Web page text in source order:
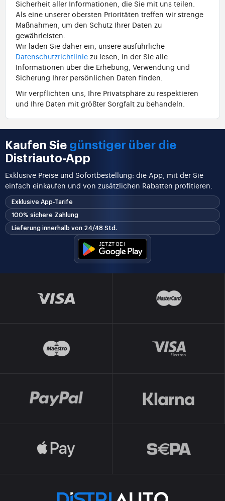
Sicherheit aller Informationen, die Sie mit uns teilen.
Als eine unserer obersten Prioritäten treffen wir strenge
Maßnahmen, um den Schutz Ihrer Daten zu
gewährleisten.
Wir laden Sie daher ein, unsere ausführliche
Datenschutzrichtlinie zu lesen, in der Sie alle
Informationen über die Erhebung, Verwendung und
Sicherung Ihrer persönlichen Daten finden.
Wir verpflichten uns, Ihre Privatsphäre zu respektieren
und Ihre Daten mit größter Sorgfalt zu behandeln.
Kaufen Sie günstiger über die
Distriauto-App
Exklusive Preise und Sofortbestellung: die App, mit der Sie
einfach einkaufen und von zusätzlichen Rabatten profitieren.
Exklusive App-Tarife
100% sichere Zahlung
Lieferung innerhalb von 24/48 Std.